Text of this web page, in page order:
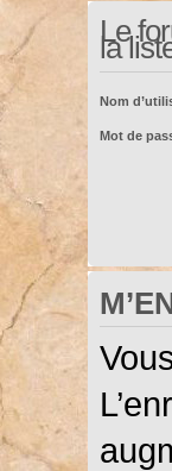
Le
la
Nom
Mot de